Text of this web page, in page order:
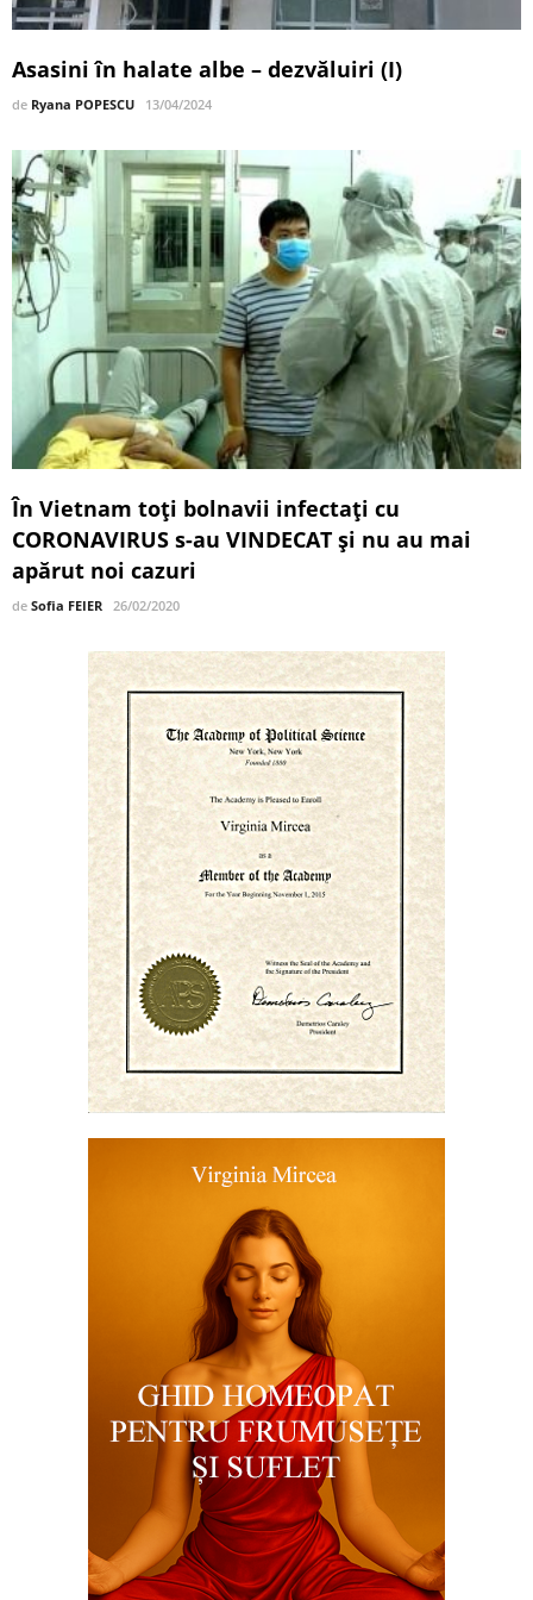
Asasini în halate albe – dezvăluiri (I)
de Ryana POPESCU 13/04/2024
În Vietnam toţi bolnavii infectați cu
CORONAVIRUS s-au VINDECAT şi nu au mai
apărut noi cazuri
de Sofia FEIER 26/02/2020